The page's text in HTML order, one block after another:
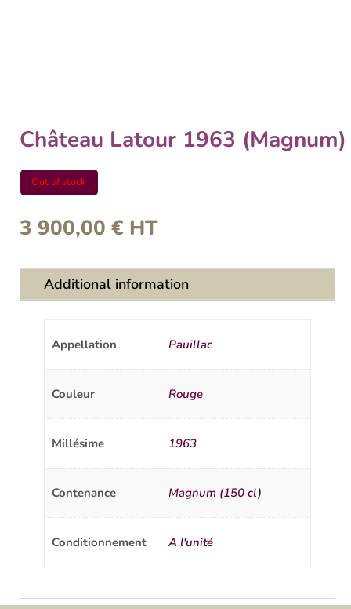
Château Latour 1963 (Magnum)
Out of stock
3 900,00 € HT
Additional information
Appellation Pauillac
Couleur Rouge
Millésime 1963
Contenance Magnum (150 cl)
Conditionnement A l'unité